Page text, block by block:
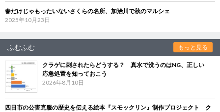
春だけじゃもったいないさくらの名所、加治川で秋のマルシェ
2025年10月23日
ふむふむ もっと見る
クラゲに刺されたらどうする？ 真水で洗うのはNG、正しい
応急処置を知っておこう
2026年8月10日
四日市の公害克服の歴史を伝える絵本『スモックリン』制作プロジェクト ク